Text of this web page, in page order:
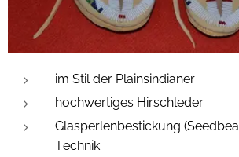
im Stil der Plainsindianer
hochwertiges Hirschleder
Glasperlenbestickung
Technik